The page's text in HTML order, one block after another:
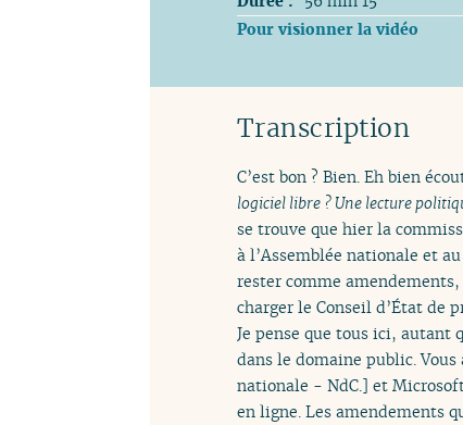
Pour visionner la vidéo
Transcription
C’est bon ? Bien. Eh bien
logiciel libre ? Une lecture
se trouve que hier la
à l’Assemblée nationale et
rester comme
charger le Conseil d’État de
Je pense que tous ici, autant
dans le domaine public.
nationale - NdC.] et
en ligne. Les amendements